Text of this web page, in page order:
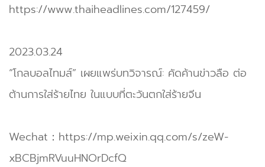
https://www.thaiheadlines.com/127459/
2023.03.24
“โกลบอลไทมส์” เผยแพร่บทวิจารณ์: คัดค้านข่าวลือ ต่อ
ต้านการใส่ร้ายไทย ในแบบที่ตะวันตกใส่ร้ายจีน
Wechat： https://mp.weixin.qq.com/s/zeW-
xBCBjmRVuuHNOrDcfQ